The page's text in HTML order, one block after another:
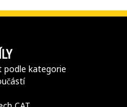
podle kategorie